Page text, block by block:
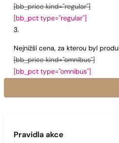
[bb_price kind="regular"]
[bb_pct type="regular"]
Nejnižší cena, za kterou byl
[bb_price kind="omnibus"]
[bb_pct type="omnibus"]
Pravidla akce